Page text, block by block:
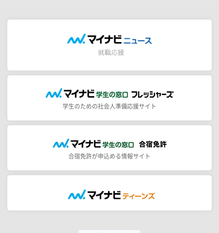
学生のための社会人準備応援サイト
合宿免許が申込める情報サイト